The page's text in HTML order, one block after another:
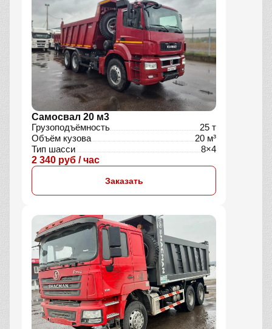
Самосвал 20 м3
Грузоподъёмность
25 т
Объём кузова
20 м³
Тип шасси
8×4
2 340 руб / час
Заказать